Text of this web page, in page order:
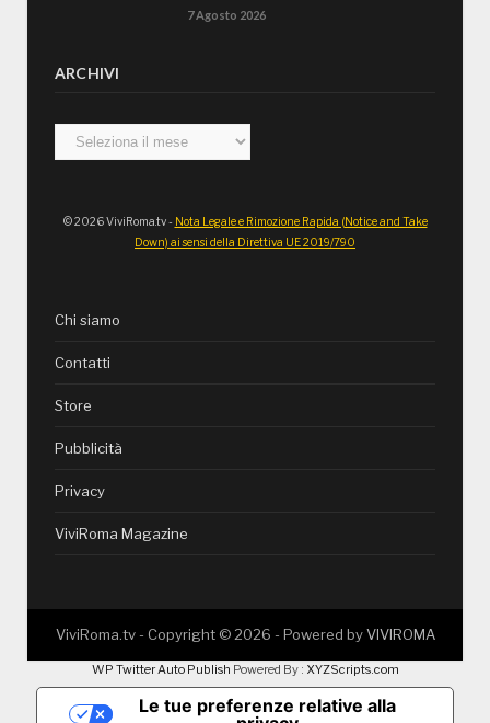
7 Agosto 2026
ARCHIVI
Archivi
© 2026 ViviRoma.tv - Nota Legale e Rimozione Rapida (Notice and Take
Down) ai sensi della Direttiva UE 2019/790
Chi siamo
Contatti
Store
Pubblicità
Privacy
ViviRoma Magazine
ViviRoma.tv - Copyright © 2026 - Powered byVIVIROMA
WP Twitter Auto Publish Powered By : XYZScripts.com
Le tue preferenze relative alla